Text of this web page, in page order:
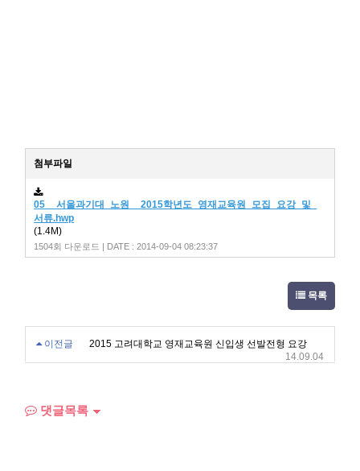
첨부파일
05__서울과기대_노원__2015학년도_영재교육원_모집_요강_및_
서류.hwp
(1.4M)
1504회 다운로드 | DATE : 2014-09-04 08:23:37
목록
이전글
2015 고려대학교 영재교육원 신입생 선발전형 요강
14.09.04
댓글목록